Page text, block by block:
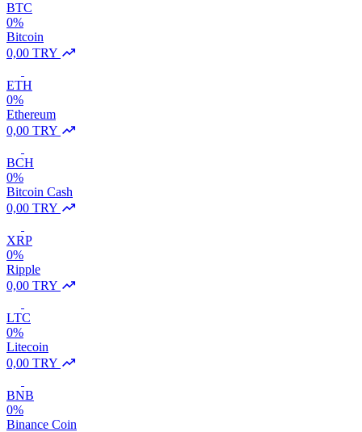
BTC
0%
Bitcoin
0,00 TRY
ETH
0%
Ethereum
0,00 TRY
BCH
0%
Bitcoin Cash
0,00 TRY
XRP
0%
Ripple
0,00 TRY
LTC
0%
Litecoin
0,00 TRY
BNB
0%
Binance Coin